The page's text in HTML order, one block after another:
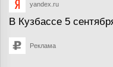
yandex.ru
В Кузбассе 5
Реклама